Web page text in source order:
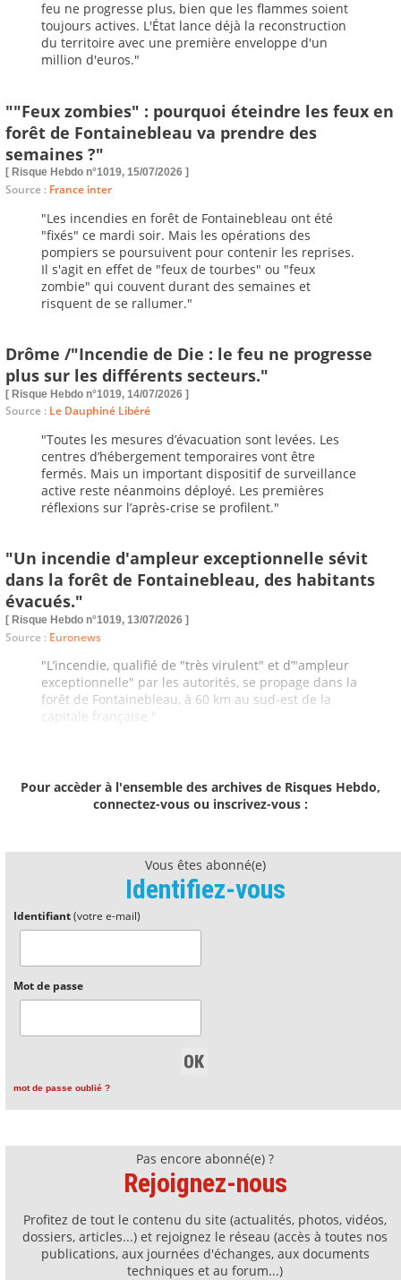
feu ne progresse plus, bien que les flammes soient
toujours actives. L'État lance déjà la reconstruction
du territoire avec une première enveloppe d'un
million d'euros."
""Feux zombies" : pourquoi éteindre les feux en
forêt de Fontainebleau va prendre des
semaines ?"
[ Risque Hebdo n°1019, 15/07/2026 ]
Source : France inter
"Les incendies en forêt de Fontainebleau ont été
"fixés" ce mardi soir. Mais les opérations des
pompiers se poursuivent pour contenir les reprises.
Il s'agit en effet de "feux de tourbes" ou "feux
zombie" qui couvent durant des semaines et
risquent de se rallumer."
Drôme /"Incendie de Die : le feu ne progresse
plus sur les différents secteurs."
[ Risque Hebdo n°1019, 14/07/2026 ]
Source : Le Dauphiné Libéré
"Toutes les mesures d’évacuation sont levées. Les
centres d’hébergement temporaires vont être
fermés. Mais un important dispositif de surveillance
active reste néanmoins déployé. Les premières
réflexions sur l’après-crise se profilent."
"Un incendie d'ampleur exceptionnelle sévit
dans la forêt de Fontainebleau, des habitants
évacués."
[ Risque Hebdo n°1019, 13/07/2026 ]
Source : Euronews
"L’incendie, qualifié de "très virulent" et d’"ampleur
exceptionnelle" par les autorités, se propage dans la
forêt de Fontainebleau, à 60 km au sud-est de la
capitale française."
Pour accèder à l'ensemble des archives de Risques Hebdo,
connectez-vous ou inscrivez-vous :
Vous êtes abonné(e)
Identifiez-vous
Identifiant(votre e-mail)
Mot de passe
mot de passe oublié ?
Pas encore abonné(e) ?
Rejoignez-nous
Profitez de tout le contenu du site (actualités, photos, vidéos,
dossiers, articles...) et rejoignez le réseau (accès à toutes nos
publications, aux journées d'échanges, aux documents
techniques et au forum...)